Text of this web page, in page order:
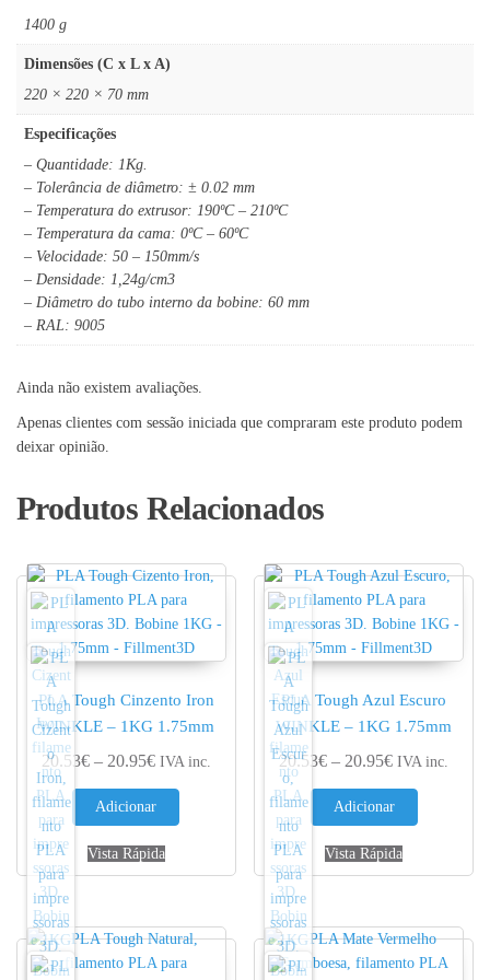
1400 g
Dimensões (C x L x A)
220 × 220 × 70 mm
Especificações
– Quantidade: 1Kg.
– Tolerância de diâmetro: ± 0.02 mm
– Temperatura do extrusor: 190ºC – 210ºC
– Temperatura da cama: 0ºC – 60ºC
– Velocidade: 50 – 150mm/s
– Densidade: 1,24g/cm3
– Diâmetro do tubo interno da bobine: 60 mm
– RAL: 9005
Ainda não existem avaliações.
Apenas clientes com sessão iniciada que compraram este produto podem
deixar opinião.
Produtos Relacionados
PLA Tough Cinzento Iron
WINKLE – 1KG 1.75mm
20.53€ – 20.95€Price range: 20.53€ through 20.95€
IVA inc.
Adicionar
Vista Rápida
PLA Tough Azul Escuro
WINKLE – 1KG 1.75mm
20.53€ – 20.95€Price range:
IVA inc.
Adicionar
Vista Rápida